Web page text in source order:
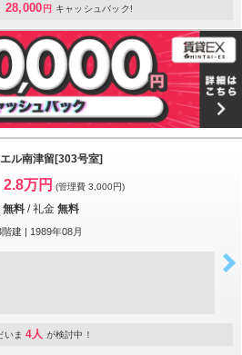
28,000 円 キャッシュバック!
ル南津留[303号室]
2.8万円 (管理費 3,000円)
無料 /礼金 無料
階建 | 1989年08月
いま 4人 が検討中！